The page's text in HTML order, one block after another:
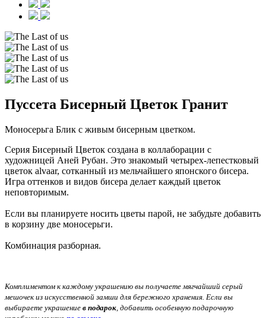
Пуссета Бисерный Цветок Гранит
Моносерьга Блик c живым бисерным цветком.
Серия Бисерный Цветок создана в коллаборации с
художницей Аней Рубан. Это знакомый четырех-лепестковый
цветок alvaar, сотканный из мельчайшего японского бисера.
Игра оттенков и видов бисера делает каждый цветок
неповторимым.
Если вы планируете носить цветы парой, не забудьте добавить
в корзину две моносерьги.
Комбинация разборная.
Комплиментом к каждому украшению вы получаете мягчайший серый
мешочек из искусственной замши для бережного хранения. Если вы
выбираете украшение в подарок , добавить особенную подарочную